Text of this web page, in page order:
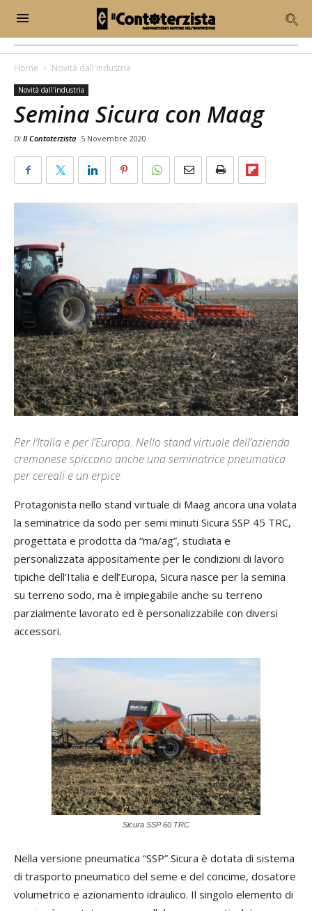
Home Novità dall'industria
Novità dall'industria
Semina Sicura con Maag
Di Il Contoterzista 5 Novembre 2020
Per l’Italia e per l’Europa. Nello stand virtuale dell’azienda
cremonese spiccano anche una seminatrice pneumatica
per cereali e un erpice
Protagonista nello stand virtuale di Maag ancora una volata
la seminatrice da sodo per semi minuti Sicura SSP 45 TRC,
progettata e prodotta da “ma/ag”, studiata e
personalizzata appositamente per le condizioni di lavoro
tipiche dell’Italia e dell’Europa, Sicura nasce per la semina
su terreno sodo, ma è impiegabile anche su terreno
parzialmente lavorato ed è personalizzabile con diversi
accessori.
Sicura SSP 60 TRC
Nella versione pneumatica “SSP” Sicura è dotata di sistema
di trasporto pneumatico del seme e del concime, dosatore
volumetrico e azionamento idraulico. Il singolo elemento di